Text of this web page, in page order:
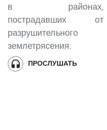
в районах,
пострадавших от
разрушительного
землетрясения.
ПРОСЛУШАТЬ